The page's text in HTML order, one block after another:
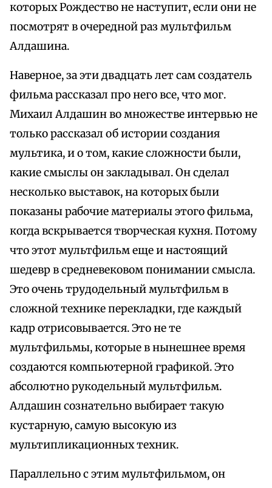
которых Рождество не наступит, если они не
посмотрят в очередной раз мультфильм
Алдашина.
Наверное, за эти двадцать лет сам создатель
фильма рассказал про него все, что мог.
Михаил Алдашин во множестве интервью не
только рассказал об истории создания
мультика, и о том, какие сложности были,
какие смыслы он закладывал. Он сделал
несколько выставок, на которых были
показаны рабочие материалы этого фильма,
когда вскрывается творческая кухня. Потому
что этот мультфильм еще и настоящий
шедевр в средневековом понимании смысла.
Это очень трудодельный мультфильм в
сложной технике перекладки, где каждый
кадр отрисовывается. Это не те
мультфильмы, которые в нынешнее время
создаются компьютерной графикой. Это
абсолютно рукодельный мультфильм.
Алдашин сознательно выбирает такую
кустарную, самую высокую из
мультипликационных техник.
Параллельно с этим мультфильмом, он